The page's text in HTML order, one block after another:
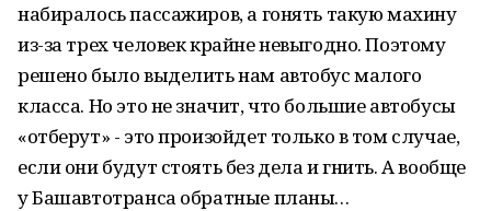
набиралось пассажиров, а гонять такую махину
из-за трех человек крайне невыгодно. Поэтому
решено было выделить нам автобус малого
класса. Но это не значит, что большие автобусы
«отберут» - это произойдет только в том случае,
если они будут стоять без дела и гнить. А вообще
у Башавтотранса обратные планы…